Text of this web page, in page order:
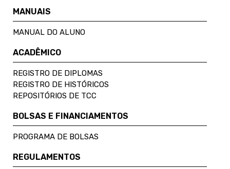
MANUAIS
MANUAL DO ALUNO
ACADÊMICO
REGISTRO DE DIPLOMAS
REGISTRO DE HISTÓRICOS
REPOSITÓRIOS DE TCC
BOLSAS E FINANCIAMENTOS
PROGRAMA DE BOLSAS
REGULAMENTOS